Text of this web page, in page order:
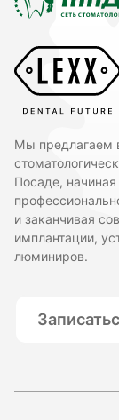
Мы предлагаем
Посаде, начиная
и заканчивая
имплантации,
люминиров.